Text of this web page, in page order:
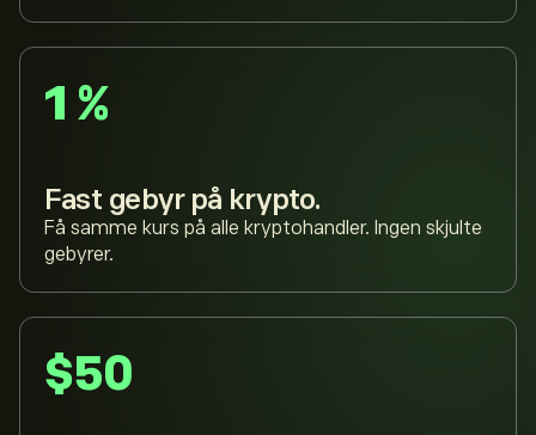
1 %
Fast gebyr på krypto.
Få samme kurs på alle kryptohandler. Ingen skjulte
gebyrer.
$50